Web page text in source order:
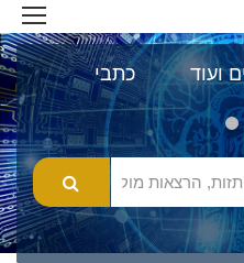
ועוד כתבי עת